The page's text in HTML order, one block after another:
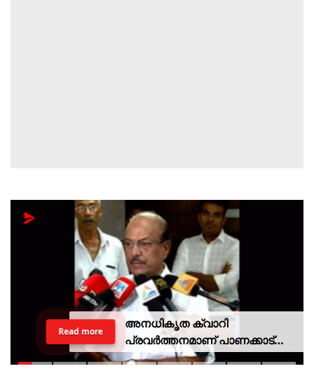
അനധികൃത ക്വാറി
പ്രവര്‍ത്തനമാണ് പാണക്കാട്
ഉരുള്‍പൊട്ടലിന്
Read more